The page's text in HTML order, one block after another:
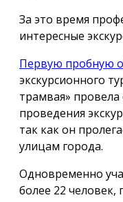
За это время
интересные
Первую пробную
экскурсионного
трамвая»
проведения
так как он
улицам города.
Одновременно
более 22 человек,